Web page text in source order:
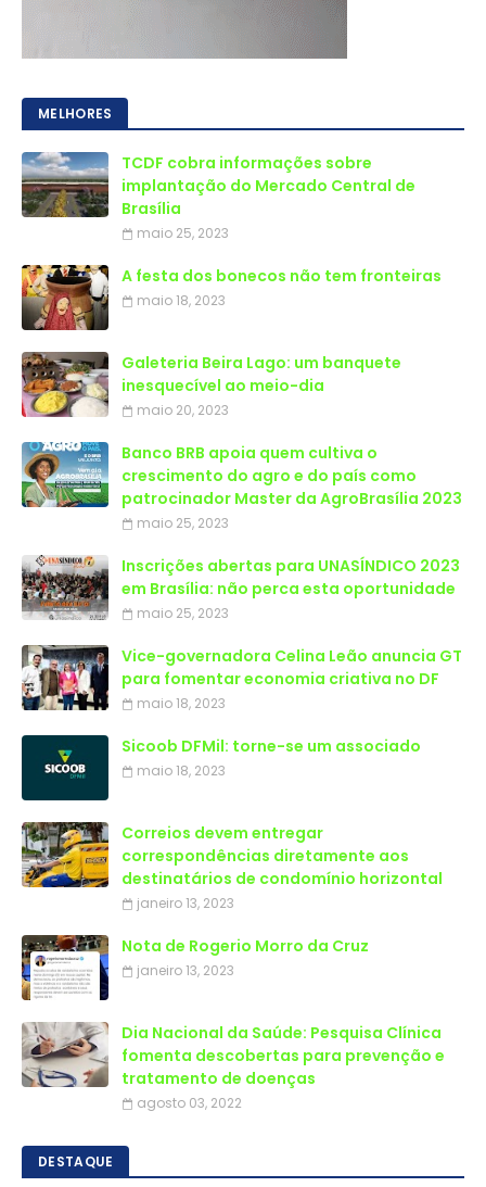
MELHORES
TCDF cobra informações sobre
implantação do Mercado Central de
Brasília
maio 25, 2023
A festa dos bonecos não tem fronteiras
maio 18, 2023
Galeteria Beira Lago: um banquete
inesquecível ao meio-dia
maio 20, 2023
Banco BRB apoia quem cultiva o
crescimento do agro e do país como
patrocinador Master da AgroBrasília 2023
maio 25, 2023
Inscrições abertas para UNASÍNDICO 2023
em Brasília: não perca esta oportunidade
maio 25, 2023
Vice-governadora Celina Leão anuncia GT
para fomentar economia criativa no DF
maio 18, 2023
Sicoob DFMil: torne-se um associado
maio 18, 2023
Correios devem entregar
correspondências diretamente aos
destinatários de condomínio horizontal
janeiro 13, 2023
Nota de Rogerio Morro da Cruz
janeiro 13, 2023
Dia Nacional da Saúde: Pesquisa Clínica
fomenta descobertas para prevenção e
tratamento de doenças
agosto 03, 2022
DESTAQUE